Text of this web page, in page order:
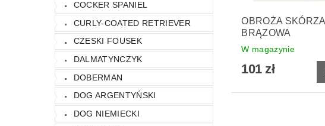
COCKER SPANIEL
CURLY-COATED RETRIEVER
CZESKI FOUSEK
DALMATYNCZYK
DOBERMAN
DOG ARGENTYŃSKI
DOG NIEMIECKI
OBROŻA
BRĄZOWA
W magazynie
101 zł